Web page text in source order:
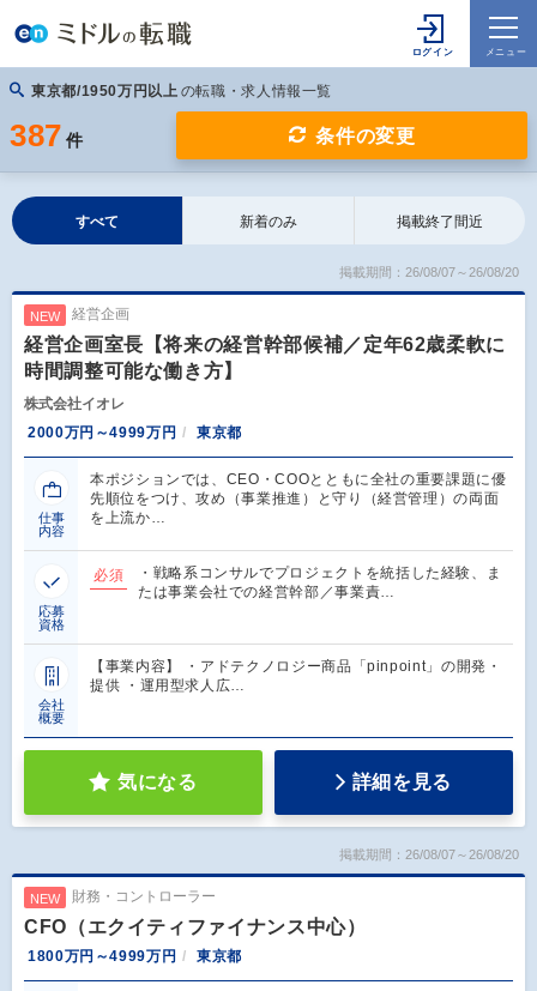
東京都/1950万円以上 の転職・求人情報一覧
387 件 条件の変更
すべて 新着のみ 掲載終了間近
掲載期間：26/08/07～26/08/20
NEW 経営企画
経営企画室長【将来の経営幹部候補／定年62歳柔軟に
時間調整可能な働き方】
株式会社イオレ
2000万円～4999万円
東京都
仕事
内容
本ポジションでは、CEO・COOとともに全社の重要課題に優
先順位をつけ、攻め（事業推進）と守り（経営管理）の両面
を上流か…
応募
資格
必須
・戦略系コンサルでプロジェクトを統括した経験、ま
たは事業会社での経営幹部／事業責…
会社
概要
【事業内容】 ・アドテクノロジー商品「pinpoint」の開発・
提供 ・運用型求人広…
気になる 詳細を見る
掲載期間：26/08/07～26/08/20
NEW 財務・コントローラー
CFO（エクイティファイナンス中心）
1800万円～4999万円 東京都